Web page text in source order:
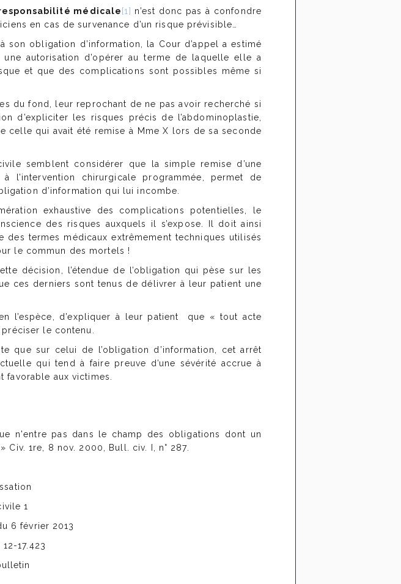
médicale [1] n’est donc pas à confondre
en cas de survenance d’un risque prévisible…
son obligation d’information, la Cour d’appel a estimé
autorisation d’opérer au terme de laquelle elle a
et que des complications sont possibles même si
du fond, leur reprochant de ne pas avoir recherché si
d’expliciter les risques précis de l’abdominoplastie,
celle qui avait été remise à Mme X lors de sa seconde
semblent considérer que la simple remise d’une
l’intervention chirurgicale programmée, permet de
d’information qui lui incombe.
exhaustive des complications potentielles, le
des risques auxquels il s’expose. Il doit ainsi
des termes médicaux extrêmement techniques utilisés
le commun des mortels !
décision, l’étendue de l’obligation qui pèse sur les
ces derniers sont tenus de délivrer à leur patient une
l’espèce, d’expliquer à leur patient que « tout acte
le contenu.
que sur celui de l’obligation d’information, cet arrêt
qui tend à faire preuve d’une sévérité accrue à
favorable aux victimes.
n'entre pas dans le champ des obligations dont un
1re, 8 nov. 2000, Bull. civ. I, n° 287.
1
6 février 2013
17.423